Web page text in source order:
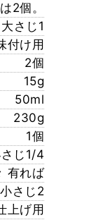
2個。
大さじ1
付け用
2個
15g
50ml
230g
1個
じ1/4
有れば
小さじ2
上げ用